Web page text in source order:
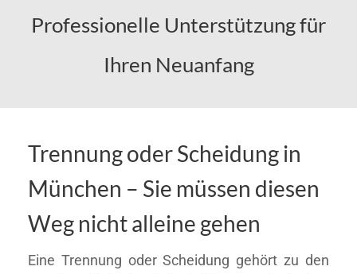
Professionelle Unterstützung für
Ihren Neuanfang
Trennung oder Scheidung in
München – Sie müssen diesen
Weg nicht alleine gehen
Eine Trennung oder Scheidung gehört zu den